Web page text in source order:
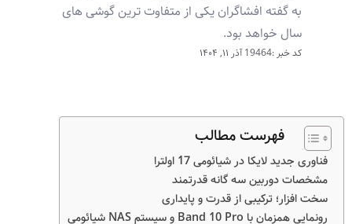
به گفته افشاگران یکی از متفاوت ترین گوشی های
سال خواهد بود.
کد خبر :19464 آذر ۱۱, ۱۴۰۴
فهرست مطالب
فناوری جدید لایکا در شیائومی 17 اولترا
مشخصات دوربین سه گانه قدرتمند
سخت افزار؛ ترکیبی از قدرت و پایداری
رونمایی همزمان با Band 10 Pro و سیستم NAS شیائومی